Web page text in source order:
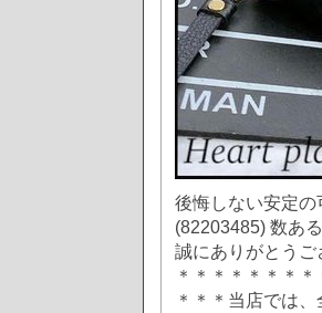
後悔しない安定
(82203485) 数あ
誠にありがとう
＊＊＊＊＊＊＊
＊＊＊当店では